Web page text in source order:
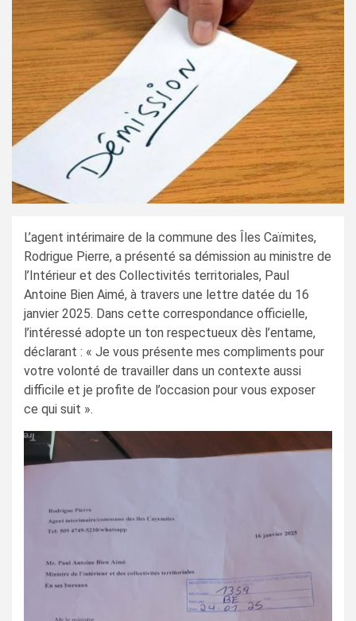
L’agent intérimaire de la commune des Îles Caïmites,
Rodrigue Pierre, a présenté sa démission au ministre de
l’Intérieur et des Collectivités territoriales, Paul
Antoine Bien Aimé, à travers une lettre datée du 16
janvier 2025. Dans cette correspondance officielle,
l’intéressé adopte un ton respectueux dès l’entame,
déclarant : « Je vous présente mes compliments pour
votre volonté de travailler dans un contexte aussi
difficile et je profite de l’occasion pour vous exposer
ce qui suit ».